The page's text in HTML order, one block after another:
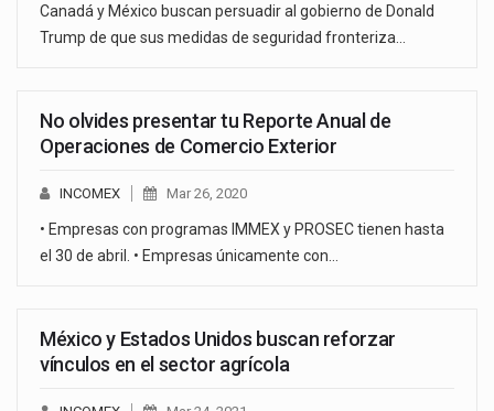
Canadá y México buscan persuadir al gobierno de Donald
Trump de que sus medidas de seguridad fronteriza…
No olvides presentar tu Reporte Anual de
Operaciones de Comercio Exterior
INCOMEX Mar 26, 2020
• Empresas con programas IMMEX y PROSEC tienen hasta
el 30 de abril. • Empresas únicamente con…
México y Estados Unidos buscan reforzar
vínculos en el sector agrícola